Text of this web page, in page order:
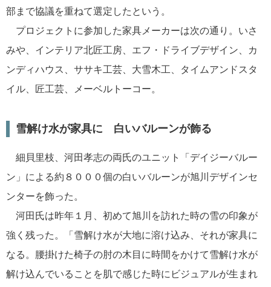
部まで協議を重ねて選定したという。
プロジェクトに参加した家具メーカーは次の通り。いさ
みや、インテリア北匠工房、エフ・ドライブデザイン、カ
ンディハウス、ササキ工芸、大雪木工、タイムアンドスタ
イル、匠工芸、メーベルトーコー。
雪解け水が家具に 白いバルーンが飾る
細貝里枝、河田孝志の両氏のユニット「デイジーバルー
ン」による約８０００個の白いバルーンが旭川デザインセ
ンターを飾った。
河田氏は昨年１月、初めて旭川を訪れた時の雪の印象が
強く残った。「雪解け水が大地に溶け込み、それが家具に
なる。腰掛けた椅子の肘の木目に時間をかけて雪解け水が
解け込んでいることを肌で感じた時にビジュアルが生まれ